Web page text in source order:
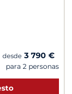
desde 3 790 €
para 2 personas